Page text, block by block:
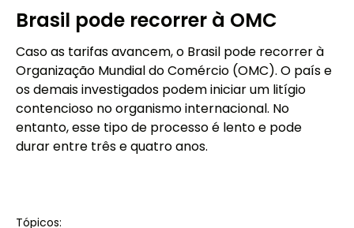
Brasil pode recorrer à OMC
Caso as tarifas avancem, o Brasil pode recorrer à
Organização Mundial do Comércio (OMC). O país e
os demais investigados podem iniciar um litígio
contencioso no organismo internacional. No
entanto, esse tipo de processo é lento e pode
durar entre três e quatro anos.
Tópicos: